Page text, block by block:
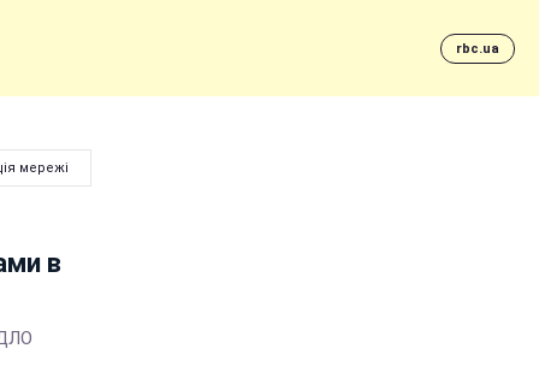
rbc.ua
мережі
в